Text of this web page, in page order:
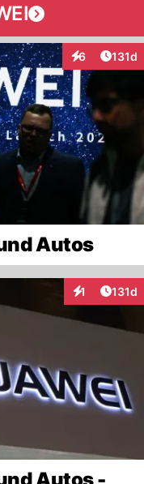
6
Interaktionen
131d
Autos
1
Interaktionen
131d
Autos -